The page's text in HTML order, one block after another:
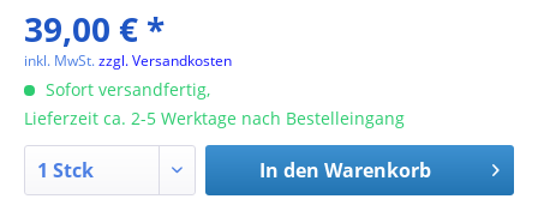
39,00 € *
inkl. MwSt.zzgl. Versandkosten
Sofort versandfertig,
Lieferzeit ca. 2-5 Werktage nach Bestelleingang
In den Warenkorb